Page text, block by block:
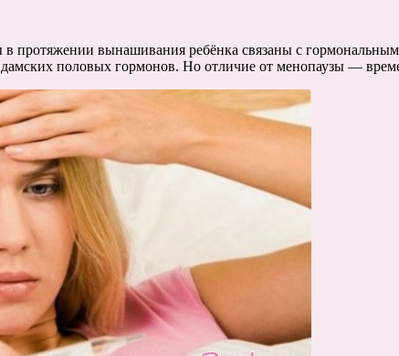
протяжении вынашивания ребёнка связаны с
половых гормонов. Но отличие от менопаузы —